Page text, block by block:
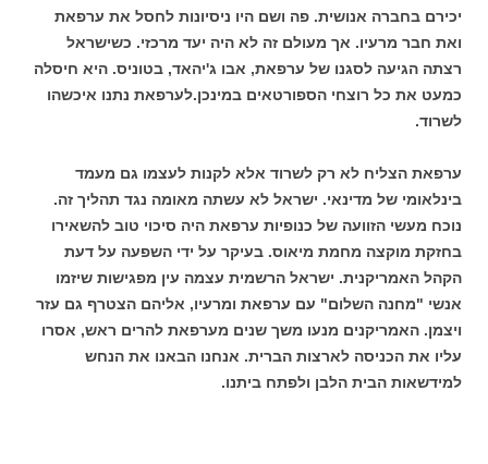
יכירם בחברה אנושית. פה ושם היו ניסיונות לחסל את ערפאת
ואת חבר מרעיו. אך מעולם זה לא היה יעד מרכזי. כשישראל
רצתה הגיעה לסגנו של ערפאת, אבו ג'יהאד, בטוניס. היא חיסלה
כמעט את כל רוצחי הספורטאים במינכן.לערפאת נתנו איכשהו
לשרוד.
ערפאת הצליח לא רק לשרוד אלא לקנות לעצמו גם מעמד
בינלאומי של מדינאי. ישראל לא עשתה מאומה נגד תהליך זה.
נוכח מעשי הזוועה של כנופיות ערפאת היה סיכוי טוב להשאירו
בחזקת מוקצה מחמת מיאוס. בעיקר על ידי השפעה על דעת
הקהל האמריקנית. ישראל הרשמית עצמה עין מפגישות שיזמו
אנשי "מחנה השלום" עם ערפאת ומרעיו, אליהם הצטרף גם עזר
ויצמן. האמריקנים מנעו משך שנים מערפאת להרים ראש, אסרו
עליו את הכניסה לארצות הברית. אנחנו הבאנו את הנחש
למידשאות הבית הלבן ולפתח ביתנו.